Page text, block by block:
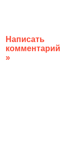
Написать
комментарий
»